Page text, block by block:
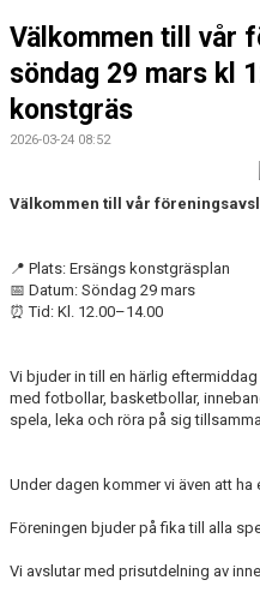
Välkommen till vår
söndag 29 mars kl
konstgräs
2026-03-24 08:52
Välkommen till vår
📍 Plats: Ersängs konstgräsplan
📅 Datum: Söndag 29 mars
⏰ Tid: Kl. 12.00–14.00
Vi bjuder in till en härlig
med fotbollar, basketbollar,
spela, leka och röra på sig
Under dagen kommer vi även att
Föreningen bjuder på fika till alla
Vi avslutar med prisutdelning av